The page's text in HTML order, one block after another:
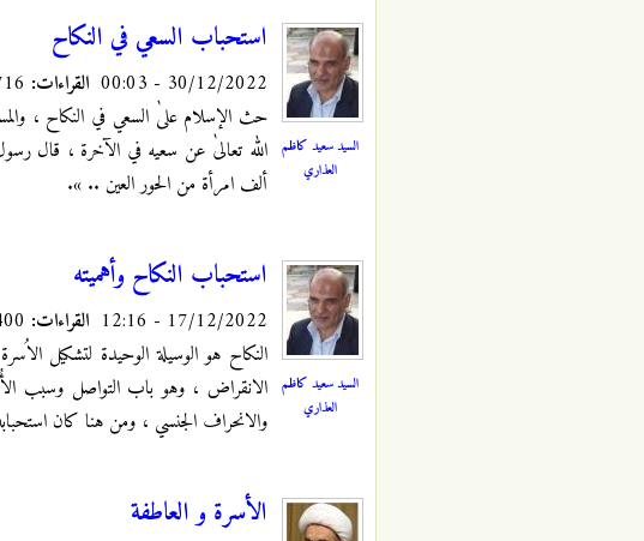
السيد سعيد كاظم
العذاري
استحباب السعي في النكاح
30/12/2022 - 00:03 القراءات:
حث الإسلام علىٰ السعي في النكاح ،
الله تعالىٰ عن سعيه في الآخرة ، قال
ألف امرأة من الحور العين .. ».
السيد سعيد كاظم
العذاري
استحباب النكاح وأهميته
17/12/2022 - 12:16 القراءات:
النكاح هو الوسيلة الوحيدة لتشكيل
الانقراض ، وهو باب التواصل وسبب
والانحراف الجنسي ، ومن هنا كان
الأسرة و العاطفة